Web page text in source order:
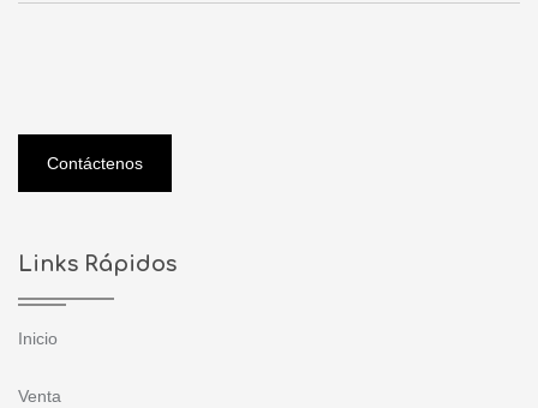
Contáctenos
Links Rápidos
Inicio
Venta